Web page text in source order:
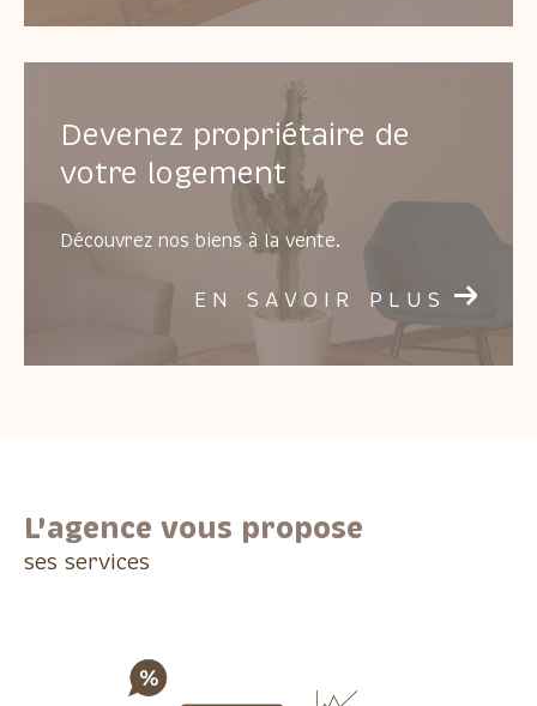
Devenez propriétaire de
votre logement
Découvrez nos biens à la vente.
EN SAVOIR PLUS
L'agence vous propose
ses services